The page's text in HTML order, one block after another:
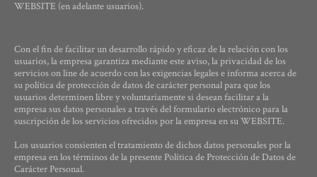
WEBSITE (en adelante usuarios).
Con el fin de facilitar un desarrollo rápido y eficaz de la relación con los
usuarios, la empresa garantiza mediante este aviso, la privacidad de los
servicios on line de acuerdo con las exigencias legales e informa acerca de
su política de protección de datos de carácter personal para que los
usuarios determinen libre y voluntariamente si desean facilitar a la
empresa sus datos personales a través del formulario electrónico para la
suscripción de los servicios ofrecidos por la empresa en su WEBSITE.
Los usuarios consienten el tratamiento de dichos datos personales por la
empresa en los términos de la presente Política de Protección de Datos de
Carácter Personal.